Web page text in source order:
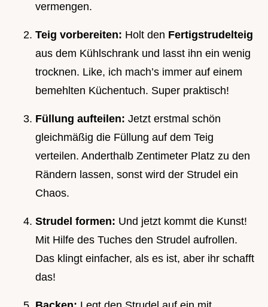
vermengen.
Teig vorbereiten: Holt den Fertigstrudelteig
aus dem Kühlschrank und lasst ihn ein wenig
trocknen. Like, ich mach’s immer auf einem
bemehlten Küchentuch. Super praktisch!
Füllung aufteilen: Jetzt erstmal schön
gleichmäßig die Füllung auf dem Teig
verteilen. Anderthalb Zentimeter Platz zu den
Rändern lassen, sonst wird der Strudel ein
Chaos.
Strudel formen: Und jetzt kommt die Kunst!
Mit Hilfe des Tuches den Strudel aufrollen.
Das klingt einfacher, als es ist, aber ihr schafft
das!